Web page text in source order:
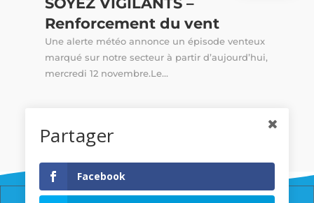
Renforcement du vent
Une alerte météo annonce un épisode venteux
marqué sur notre secteur à partir d’aujourd’hui,
mercredi 12 novembre.Le...
Partager
Facebook